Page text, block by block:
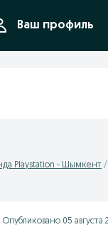
Ваш профиль
Playstation - Шымкент
Опубликовано 05 августа